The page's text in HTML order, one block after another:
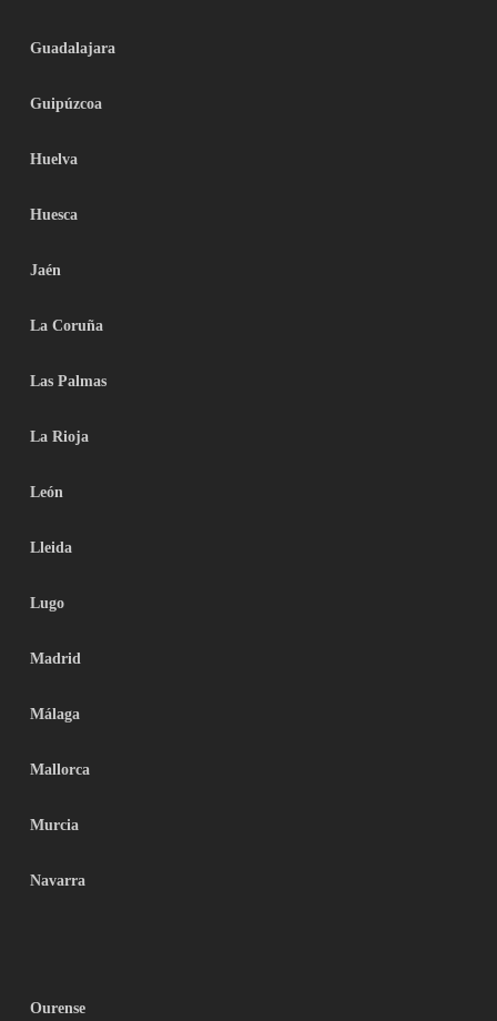
Guadalajara
Guipúzcoa
Huelva
Huesca
Jaén
La Coruña
Las Palmas
La Rioja
León
Lleida
Lugo
Madrid
Málaga
Mallorca
Murcia
Navarra
Ourense